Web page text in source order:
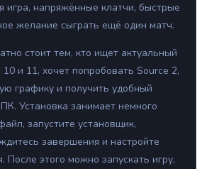
игра, напряжённые клатчи, быстрые
желание сыграть ещё один матч.
стоит тем, кто ищет актуальный
и 11, хочет попробовать Source 2,
графику и получить удобный
Установка занимает немного
запустите установщик,
завершения и настройте
После этого можно запускать игру,